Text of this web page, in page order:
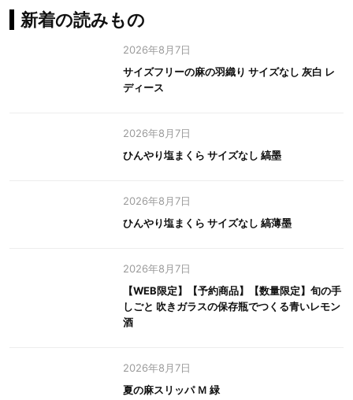
新着の読みもの
2026年8月7日
サイズフリーの麻の羽織り サイズなし 灰白 レ
ディース
2026年8月7日
ひんやり塩まくら サイズなし 縞墨
2026年8月7日
ひんやり塩まくら サイズなし 縞薄墨
2026年8月7日
【WEB限定】【予約商品】【数量限定】旬の手
しごと 吹きガラスの保存瓶でつくる青いレモン
酒
2026年8月7日
夏の麻スリッパ Ｍ 緑